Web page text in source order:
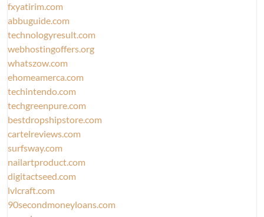
fxyatirim.com
abbuguide.com
technologyresult.com
webhostingoffers.org
whatszow.com
ehomeamerca.com
techintendo.com
techgreenpure.com
bestdropshipstore.com
cartelreviews.com
surfsway.com
nailartproduct.com
digitactseed.com
lvlcraft.com
90secondmoneyloans.com